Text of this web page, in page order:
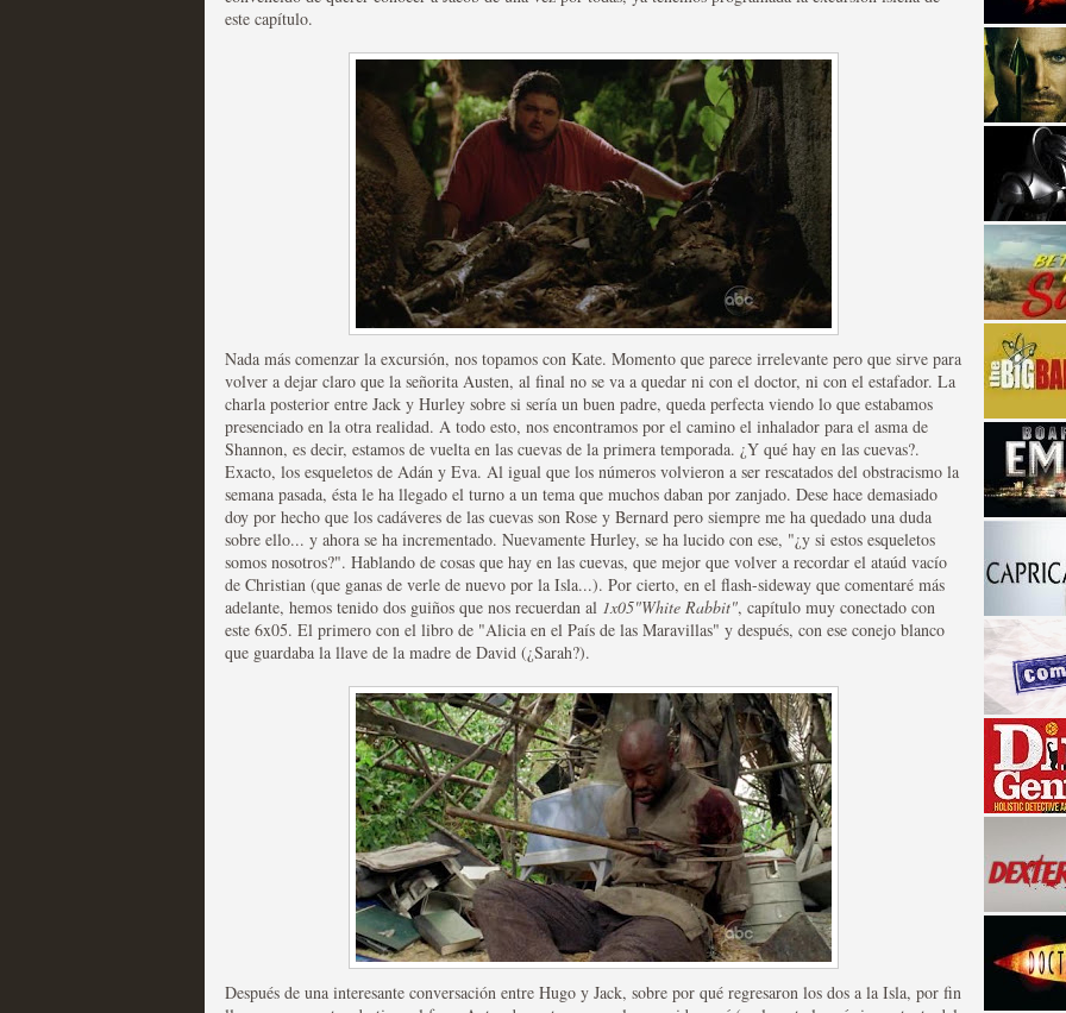
Las productoras de las estrellas de cine y
Recomendación de la semana
Las series de 10 temporadas están en peligro de
extinción
MOLTISANTI
Recomendación de la semana
Expediente X: Guía para descubrir la "verdad"
Recomendación de la semana
este capítulo.
Nada más comenzar la excursión, nos topamos con Kate. Momento que parece irrelevante pero que sirve para
volver a dejar claro que la señorita Austen, al final no se va a quedar ni con el doctor, ni con el estafador. La
charla posterior entre Jack y Hurley sobre si sería un buen padre, queda perfecta viendo lo que estabamos
presenciado en la otra realidad. A todo esto, nos encontramos por el camino el inhalador para el asma de
Shannon, es decir, estamos de vuelta en las cuevas de la primera temporada. ¿Y qué hay en las cuevas?.
Exacto, los esqueletos de Adán y Eva. Al igual que los números volvieron a ser rescatados del obstracismo la
semana pasada, ésta le ha llegado el turno a un tema que muchos daban por zanjado. Dese hace demasiado
doy por hecho que los cadáveres de las cuevas son Rose y Bernard pero siempre me ha quedado una duda
sobre ello... y ahora se ha incrementado. Nuevamente Hurley, se ha lucido con ese, "¿y si estos esqueletos
somos nosotros?". Hablando de cosas que hay en las cuevas, que mejor que volver a recordar el ataúd vacío
de Christian (que ganas de verle de nuevo por la Isla...). Por cierto, en el flash-sideway que comentaré más
adelante, hemos tenido dos guiños que nos recuerdan al 1x05"White Rabbit", capítulo muy conectado con
este 6x05. El primero con el libro de "Alicia en el País de las Maravillas" y después, con ese conejo blanco
que guardaba la llave de la madre de David (¿Sarah?).
Después de una interesante conversación entre Hugo y Jack, sobre por qué regresaron los dos a la Isla, por fin